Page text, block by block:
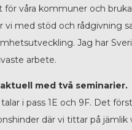
för våra kommuner och
vi med stöd och rådgivning
Jag har
arbete.
med två seminarier.
talar i pass 1E och 9F. Det
där vi tittar på jämlik